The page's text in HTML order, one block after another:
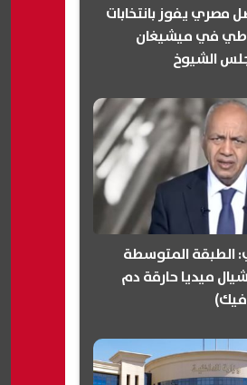
مصري يفوز بانتخابات
في ميشيغان
الشيوخ
المتوسطة
ميديا حارقة دم